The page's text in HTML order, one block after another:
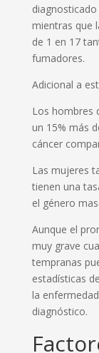
mientras que
de 1 en 17
fumadores.
Adicional a
Los hombres
un 15% más
cáncer
Las mujeres
tienen una
el género
Aunque el
muy grave
tempranas
estadísticas
la
diagnóstico.